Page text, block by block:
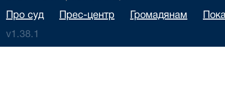
Про суд Прес-центр Громадянам
v1.38.1